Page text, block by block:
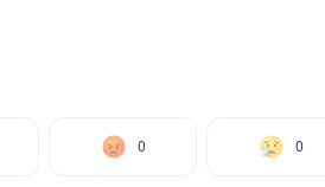
0 0